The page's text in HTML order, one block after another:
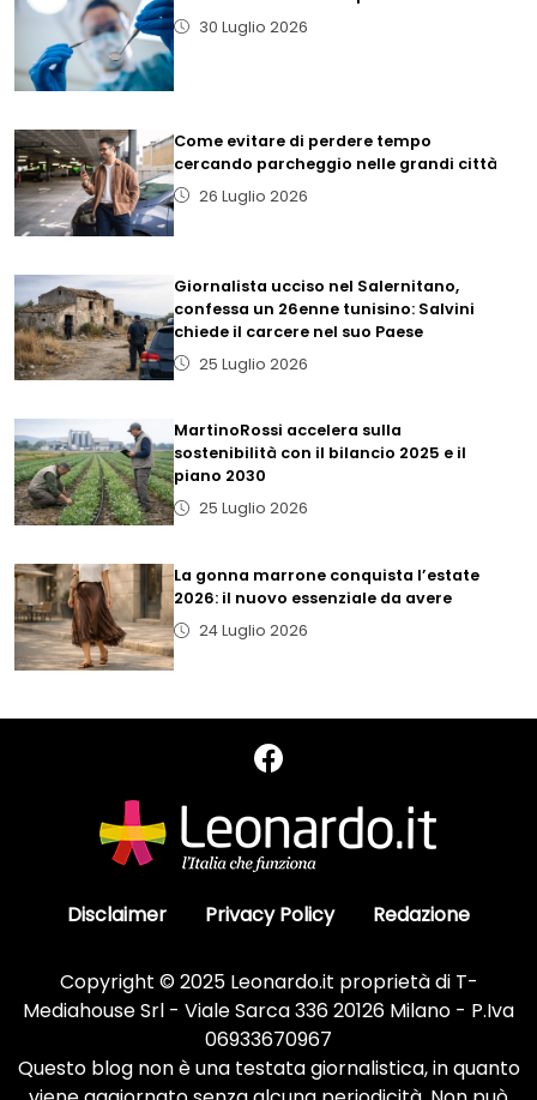
30 Luglio 2026
Come evitare di perdere tempo
cercando parcheggio nelle grandi città
26 Luglio 2026
Giornalista ucciso nel Salernitano,
confessa un 26enne tunisino: Salvini
chiede il carcere nel suo Paese
25 Luglio 2026
MartinoRossi accelera sulla
sostenibilità con il bilancio 2025 e il
piano 2030
25 Luglio 2026
La gonna marrone conquista l’estate
2026: il nuovo essenziale da avere
24 Luglio 2026
Disclaimer Privacy Policy Redazione
Copyright © 2025 Leonardo.it proprietà di T-
Mediahouse Srl - Viale Sarca 336 20126 Milano - P.Iva
06933670967
Questo blog non è una testata giornalistica, in quanto